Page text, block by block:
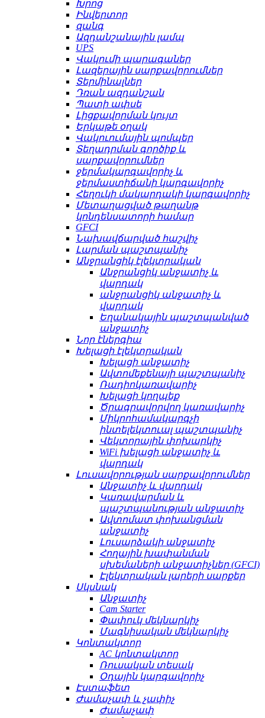
Խրոց
Ինվերտոր
զանգ
Ազդանշանային լամպ
UPS
Վակումի պարագաներ
Լազերային սարքավորումներ
Տերմինալներ
Դռան ազդանշան
Պատի ափսե
Լիցքավորման կույտ
Երկաթե օղակ
Վակուումային պոմպեր
Տեղադրման գործիք և
սարքավորումներ
ջերմակարգավորիչ և
ջերմաստիճանի կարգավորիչ
Հեղուկի մակարդակի կարգավորիչ
Մետաղացված թաղանթ
կոնդենսատորի համար
GFCI
Նախավճարված հաշվիչ
Լարման պաշտպանիչ
Անջրանցիկ էլեկտրական
Անջրանցիկ անջատիչ և
վարդակ
անջրանցիկ անջատիչ և
վարդակ
Եղանակային պաշտպանված
անջատիչ
Նոր էներգիա
Խելացի էլեկտրական
Խելացի անջատիչ
Ավտոմեքենայի պաշտպանիչ
Ռադիոկառավարիչ
Խելացի կողպեք
Ծրագրավորվող կառավարիչ
Միկրոհամակարգչի
ինտելեկտուալ պաշտպանիչ
Վեկտորային փոխարկիչ
WiFi խելացի անջատիչ և
վարդակ
Լուսավորության սարքավորումներ
Անջատիչ և վարդակ
Կառավարման և
պաշտպանության անջատիչ
Ավտոմատ փոխանցման
անջատիչ
Լուսարձակի անջատիչ
Հողային խափանման
սխեմաների անջատիչներ (GFCI)
Էլեկտրական լարերի սարքեր
Սկսնակ
Անջատիչ
Cam Starter
Փափուկ մեկնարկիչ
Մագնիսական մեկնարկիչ
Կոնտակտոր
AC կոնտակտոր
Ռուսական տեսակ
Օդային կարգավորիչ
Էստաֆետ
Ժամաչափ և չափիչ
Ժամաչափ